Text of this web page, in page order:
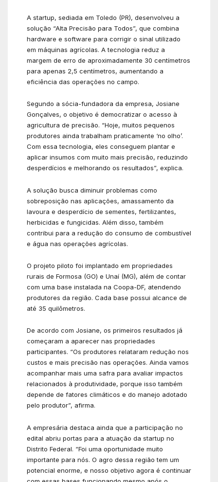
A startup, sediada em Toledo (PR), desenvolveu a
solução “Alta Precisão para Todos”, que combina
hardware e software para corrigir o sinal utilizado
em máquinas agrícolas. A tecnologia reduz a
margem de erro de aproximadamente 30 centímetros
para apenas 2,5 centímetros, aumentando a
eficiência das operações no campo.
Segundo a sócia-fundadora da empresa, Josiane
Gonçalves, o objetivo é democratizar o acesso à
agricultura de precisão. “Hoje, muitos pequenos
produtores ainda trabalham praticamente ‘no olho’.
Com essa tecnologia, eles conseguem plantar e
aplicar insumos com muito mais precisão, reduzindo
desperdícios e melhorando os resultados”, explica.
A solução busca diminuir problemas como
sobreposição nas aplicações, amassamento da
lavoura e desperdício de sementes, fertilizantes,
herbicidas e fungicidas. Além disso, também
contribui para a redução do consumo de combustível
e água nas operações agrícolas.
O projeto piloto foi implantado em propriedades
rurais de Formosa (GO) e Unaí (MG), além de contar
com uma base instalada na Coopa-DF, atendendo
produtores da região. Cada base possui alcance de
até 35 quilômetros.
De acordo com Josiane, os primeiros resultados já
começaram a aparecer nas propriedades
participantes. “Os produtores relataram redução nos
custos e mais precisão nas operações. Ainda vamos
acompanhar mais uma safra para avaliar impactos
relacionados à produtividade, porque isso também
depende de fatores climáticos e do manejo adotado
pelo produtor”, afirma.
A empresária destaca ainda que a participação no
edital abriu portas para a atuação da startup no
Distrito Federal. “Foi uma oportunidade muito
importante para nós. O agro dessa região tem um
potencial enorme, e nosso objetivo agora é continuar